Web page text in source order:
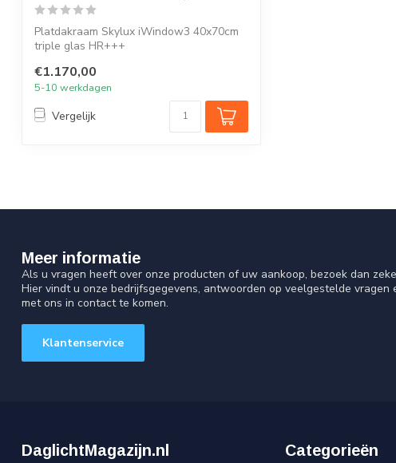
Platdakraam Skylux iWindow3 40x70cm
triple glas HR+++
€1.170,00
5-10 werkdagen
Vergelijk
Meer informatie
Als u vragen heeft over onze producten of uw aankoop, bezoek dan
Hier vindt u onze bedrijfsgegevens, antwoorden op veelgestelde vragen
met ons in contact te komen.
Klantenservice
DaglichtMagazijn.nl Categorieën